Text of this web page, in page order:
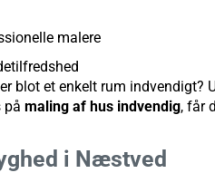
malere
blot et enkelt rum indvendigt?
på maling af hus indvendig, får
i Næstved